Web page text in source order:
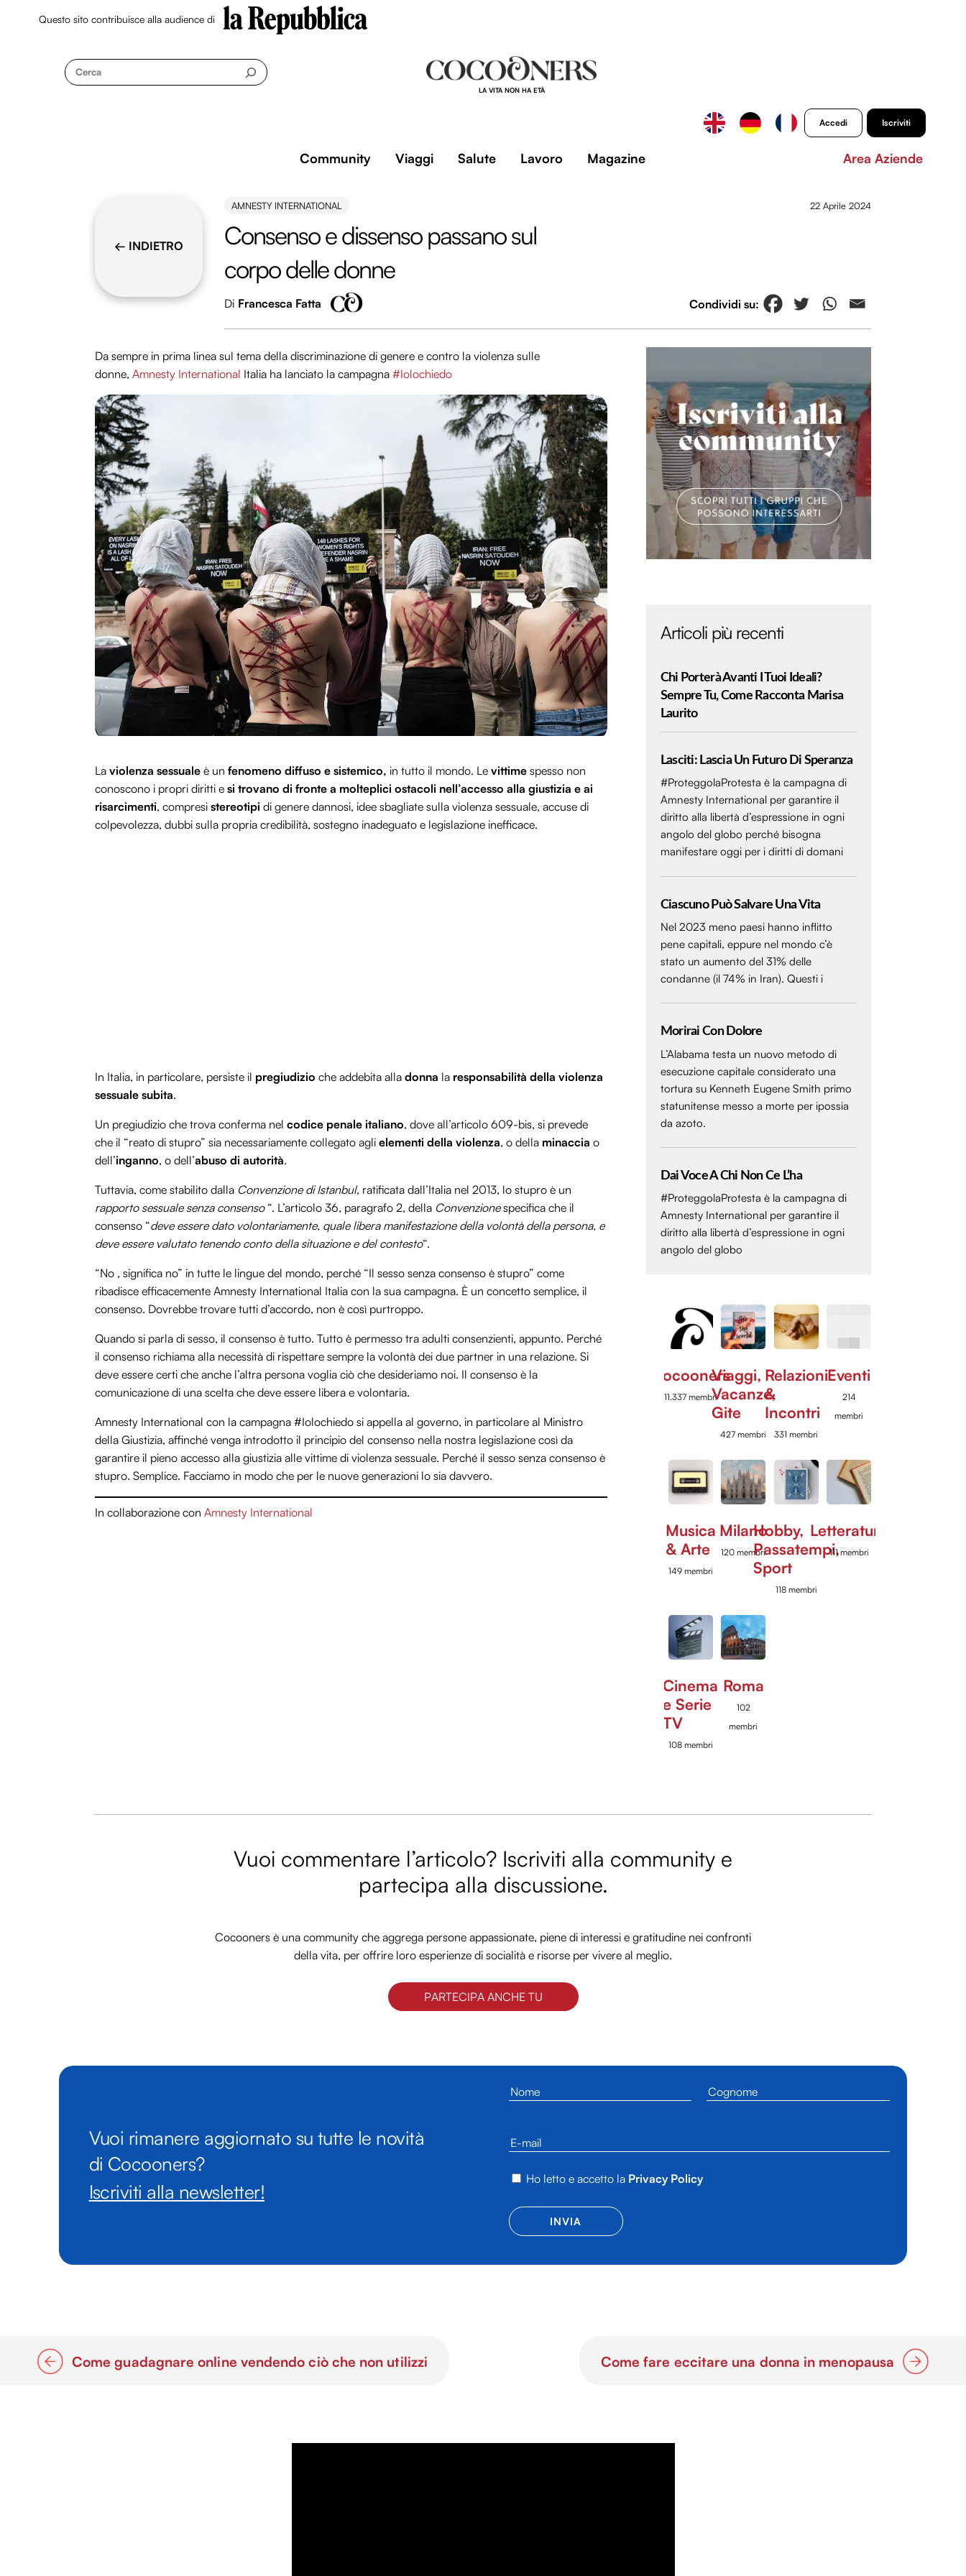
Questo sito contribuisce alla audience di
Cerca
LA VITA NON HA ETÀ
Accedi Iscriviti
Community Viaggi Salute Lavoro Magazine Area Aziende
← INDIETRO
AMNESTY INTERNATIONAL 22 Aprile 2024
Consenso e dissenso passano sul
corpo delle donne
Di Francesca Fatta
Da sempre in prima linea sul tema della discriminazione di genere e contro la violenza sulle
donne, Amnesty International Italia ha lanciato la campagna #Iolochiedo
La violenza sessuale è un fenomeno diffuso e sistemico, in tutto il mondo. Le vittime spesso non
conoscono i propri diritti e si trovano di fronte a molteplici ostacoli nell’accesso alla giustizia e ai
risarcimenti, compresi stereotipi di genere dannosi, idee sbagliate sulla violenza sessuale, accuse di
colpevolezza, dubbi sulla propria credibilità, sostegno inadeguato e legislazione inefficace.
In Italia, in particolare, persiste il pregiudizio che addebita alla donna la responsabilità della violenza
sessuale subita.
Un pregiudizio che trova conferma nel codice penale italiano, dove all’articolo 609-bis, si prevede
che il “reato di stupro” sia necessariamente collegato agli elementi della violenza, o della minaccia o
dell’inganno, o dell’abuso di autorità.
Tuttavia, come stabilito dalla Convenzione di Istanbul, ratificata dall’Italia nel 2013, lo stupro è un
rapporto sessuale senza consenso“. L’articolo 36, paragrafo 2, della Convenzionespecifica che il
consenso “deve essere dato volontariamente, quale libera manifestazione della volontà della persona, e
deve essere valutato tenendo conto della situazione e del contesto“.
“No , significa no” in tutte le lingue del mondo, perché “Il sesso senza consenso è stupro” come
ribadisce efficacemente Amnesty International Italia con la sua campagna. È un concetto semplice, il
consenso. Dovrebbe trovare tutti d’accordo, non è così purtroppo.
Quando si parla di sesso, il consenso è tutto. Tutto è permesso tra adulti consenzienti, appunto. Perché
il consenso richiama alla necessità di rispettare sempre la volontà dei due partner in una relazione. Si
deve essere certi che anche l’altra persona voglia ciò che desideriamo noi. Il consenso è la
comunicazione di una scelta che deve essere libera e volontaria.
Amnesty International con la campagna #Iolochiedo si appella al governo, in particolare al Ministro
della Giustizia, affinché venga introdotto il principio del consenso nella nostra legislazione così da
garantire il pieno accesso alla giustizia alle vittime di violenza sessuale. Perché il sesso senza consenso è
stupro. Semplice. Facciamo in modo che per le nuove generazioni lo sia davvero.
In collaborazione con Amnesty International
Articoli più recenti
Chi Porterà Avanti I Tuoi Ideali?
Sempre Tu, Come Racconta Marisa
Laurito
Lasciti: Lascia Un Futuro Di Speranza
#ProteggolaProtesta è la campagna di
Amnesty International per garantire il
diritto alla libertà d’espressione in ogni
angolo del globo perché bisogna
manifestare oggi per i diritti di domani
Ciascuno Può Salvare Una Vita
Nel 2023 meno paesi hanno inflitto
pene capitali, eppure nel mondo c’è
stato un aumento del 31% delle
condanne (il 74% in Iran). Questi i
Morirai Con Dolore
L’Alabama testa un nuovo metodo di
esecuzione capitale considerato una
tortura su Kenneth Eugene Smith primo
statunitense messo a morte per ipossia
da azoto.
Dai Voce A Chi Non Ce L’ha
#ProteggolaProtesta è la campagna di
Amnesty International per garantire il
diritto alla libertà d’espressione in ogni
angolo del globo
Cocooners
11.337 membri
Viaggi,
Vacanze,
Gite
427 membri
Relazioni
&
Incontri
331 membri
Eventi
214
membri
Musica
& Arte
149 membri
Milano
120 membri
Hobby,
Passatempi,
Sport
118 membri
Letteratura
111 membri
Cinema
e Serie
TV
108 membri
Roma
102
membri
Vuoi commentare l’articolo? Iscriviti alla community e
partecipa alla discussione.
Cocooners è una community che aggrega persone appassionate, piene di interessi e gratitudine nei confronti
della vita, per offrire loro esperienze di socialità e risorse per vivere al meglio.
PARTECIPA ANCHE TU
Vuoi rimanere aggiornato su tutte le novità
di Cocooners?
Iscriviti alla newsletter!
Ho letto e accetto la Privacy Policy
Come guadagnare online vendendo ciò che non utilizzi Come fare eccitare una donna in menopausa